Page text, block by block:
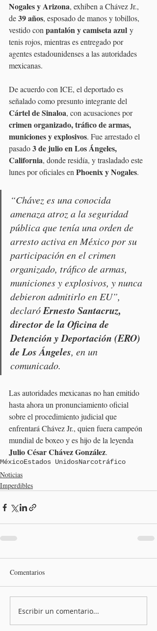
Nogales y Arizona, exhiben a Chávez Jr.,
de 39 años, esposado de manos y tobillos,
vestido con pantalón y camiseta azul y
tenis rojos, mientras es entregado por
agentes estadounidenses a las autoridades
mexicanas.
De acuerdo con ICE, el deportado es
señalado como presunto integrante del
Cártel de Sinaloa, con acusaciones por
crimen organizado, tráfico de armas,
municiones y explosivos. Fue arrestado el
pasado 3 de julio en Los Ángeles,
California, donde residía, y trasladado este
lunes por oficiales en Phoenix y Nogales.
“Chávez es una conocida
amenaza atroz a la seguridad
pública que tenía una orden de
arresto activa en México por su
participación en el crimen
organizado, tráfico de armas,
municiones y explosivos, y nunca
debieron admitirlo en EU”,
declaró Ernesto Santacruz,
director de la Oficina de
Detención y Deportación (ERO)
de Los Ángeles, en un
comunicado.
Las autoridades mexicanas no han emitido
hasta ahora un pronunciamiento oficial
sobre el procedimiento judicial que
enfrentará Chávez Jr., quien fuera campeón
mundial de boxeo y es hijo de la leyenda
Julio César Chávez González.
MéxicoEstados UnidosNarcotráfico
Noticias
Imperdibles
Comentarios
Escribir un comentario...